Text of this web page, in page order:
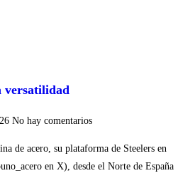
versatilidad
No hay comentarios
de acero, su plataforma de Steelers en
en X), desde el Norte de España